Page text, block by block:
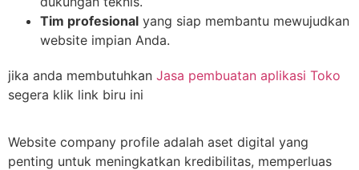
Tim profesional yang siap membantu mewujudkan
website impian Anda.
jika anda membutuhkan Jasa pembuatan aplikasi Toko
segera klik link biru ini
Website company profile adalah aset digital yang
penting untuk meningkatkan kredibilitas, memperluas